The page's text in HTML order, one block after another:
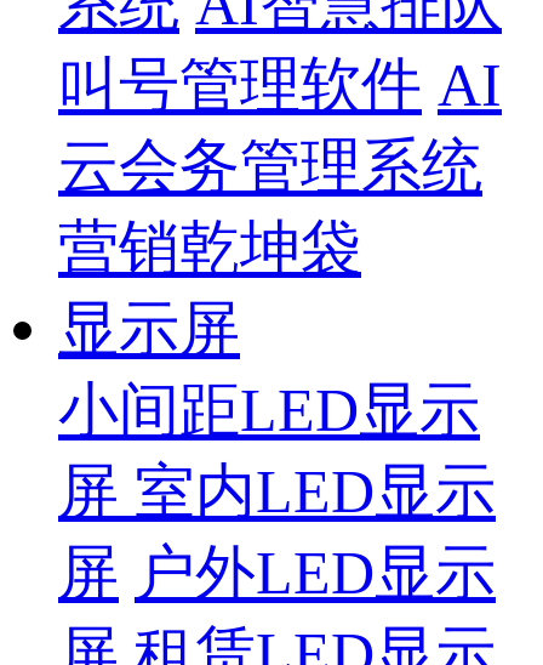
叫号管理软件 AI
云会务管理系统
营销乾坤袋
显示屏
小间距LED显示
屏 室内LED显示
屏 户外LED显示